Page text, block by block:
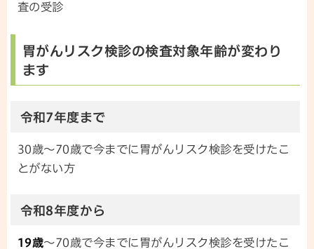
査の受診
胃がんリスク検診の検査対象年齢が変わり
ます
令和7年度まで
30歳～70歳で今までに胃がんリスク検診を受けたこ
とがない方
令和8年度から
19歳～70歳で今までに胃がんリスク検診を受けたこ